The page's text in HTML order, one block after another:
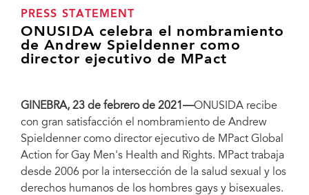
PRESS STATEMENT
ONUSIDA celebra el nombramiento
de Andrew Spieldenner como
director ejecutivo de MPact
GINEBRA, 23 de febrero de 2021—ONUSIDA recibe
con gran satisfacción el nombramiento de Andrew
Spieldenner como director ejecutivo de MPact Global
Action for Gay Men's Health and Rights. MPact trabaja
desde 2006 por la intersección de la salud sexual y los
derechos humanos de los hombres gays y bisexuales.